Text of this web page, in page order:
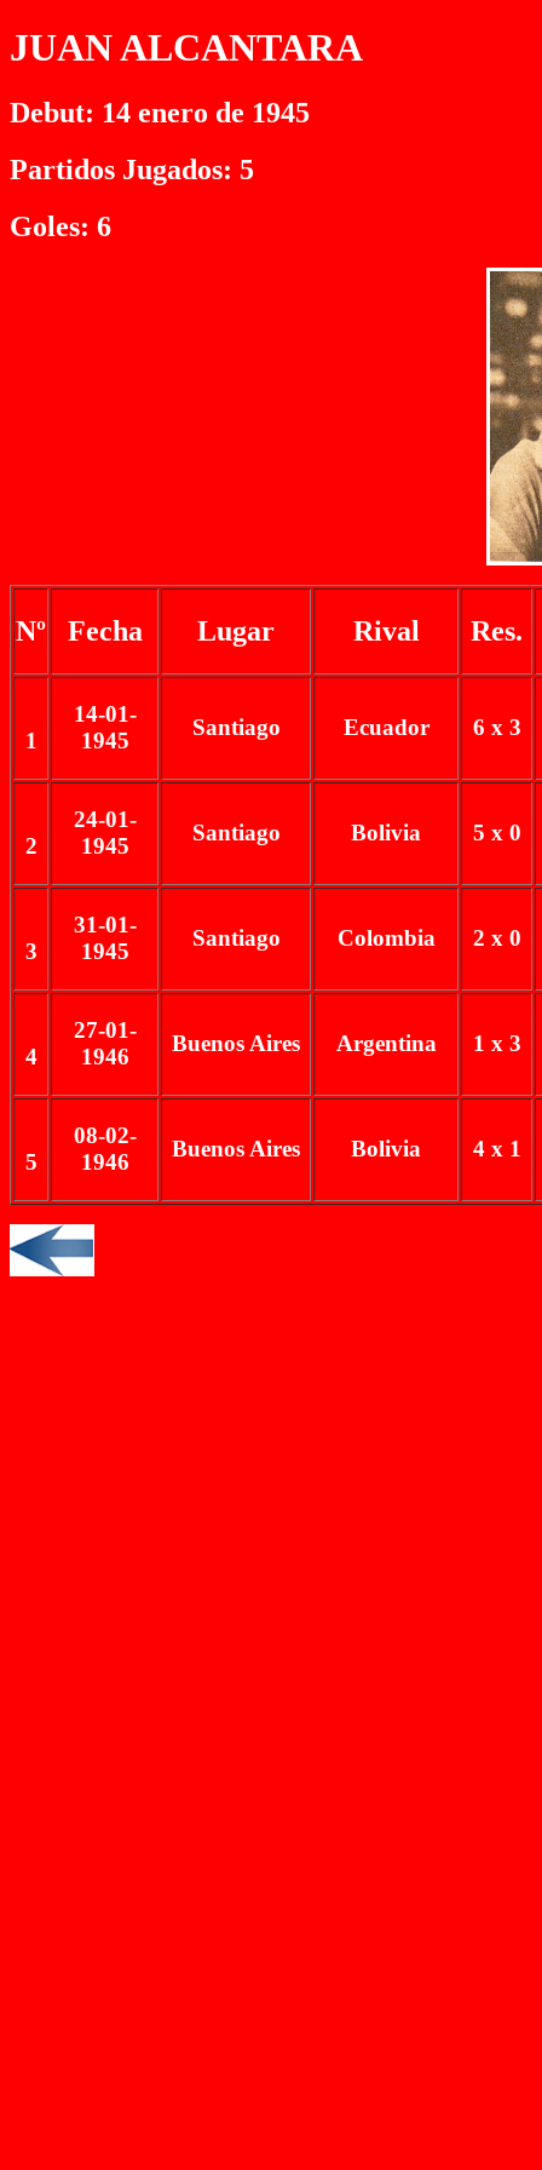
JUAN ALCANTARA
Debut: 14 enero de 1945
Partidos Jugados: 5
Goles: 6
Nº Fecha Lugar Rival Res.
1
14-01-
1945
Santiago Ecuador 6 x 3
2
24-01-
1945
Santiago Bolivia 5 x 0
3
31-01-
1945
Santiago Colombia 2 x 0
4
27-01-
1946
Buenos Aires Argentina 1 x 3
5
08-02-
1946
Buenos Aires Bolivia 4 x 1